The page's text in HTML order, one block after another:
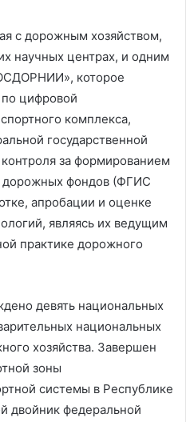
с дорожным хозяйством,
научных центрах, и одним
которое
по цифровой
комплекса,
государственной
за формированием
дорожных фондов (ФГИС
апробации и оценке
являясь их ведущим
практике дорожного
девять национальных
национальных
хозяйства. Завершен
зоны
системы в Республике
двойник федеральной